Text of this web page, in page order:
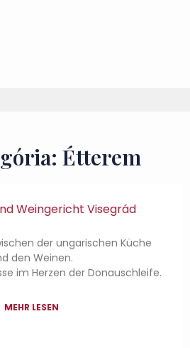
Étterem
Weingericht Visegrád
der ungarischen Küche
den Weinen.
im Herzen der Donauschleife.
MEHR LESEN